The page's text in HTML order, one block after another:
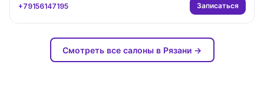
+79156147195 Записаться
Смотреть все салоны в Рязани →